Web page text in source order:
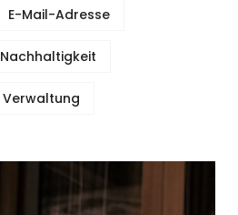
E-Mail-Adresse
Nachhaltigkeit
Verwaltung